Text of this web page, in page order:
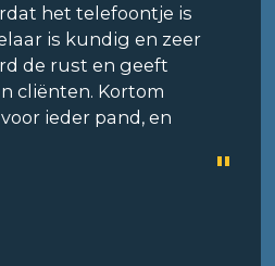
het telefoontje is
is kundig en zeer
de rust en geeft
cliënten. Kortom
ieder pand, en